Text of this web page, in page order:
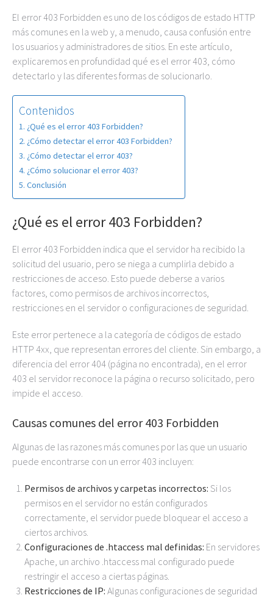
El error 403 Forbidden es uno de los códigos de estado HTTP
más comunes en la web y, a menudo, causa confusión entre
los usuarios y administradores de sitios. En este artículo,
explicaremos en profundidad qué es el error 403, cómo
detectarlo y las diferentes formas de solucionarlo.
Contenidos
¿Qué es el error 403 Forbidden?
¿Cómo detectar el error 403 Forbidden?
¿Cómo detectar el error 403?
¿Cómo solucionar el error 403?
Conclusión
¿Qué es el error 403 Forbidden?
El error 403 Forbidden indica que el servidor ha recibido la
solicitud del usuario, pero se niega a cumplirla debido a
restricciones de acceso. Esto puede deberse a varios
factores, como permisos de archivos incorrectos,
restricciones en el servidor o configuraciones de seguridad.
Este error pertenece a la categoría de códigos de estado
HTTP 4xx, que representan errores del cliente. Sin embargo, a
diferencia del error 404 (página no encontrada), en el error
403 el servidor reconoce la página o recurso solicitado, pero
impide el acceso.
Causas comunes del error 403 Forbidden
Algunas de las razones más comunes por las que un usuario
puede encontrarse con un error 403 incluyen:
Permisos de archivos y carpetas incorrectos: Si los
permisos en el servidor no están configurados
correctamente, el servidor puede bloquear el acceso a
ciertos archivos.
Configuraciones de .htaccess mal definidas: En servidores
Apache, un archivo .htaccess mal configurado puede
restringir el acceso a ciertas páginas.
Restricciones de IP: Algunas configuraciones de seguridad